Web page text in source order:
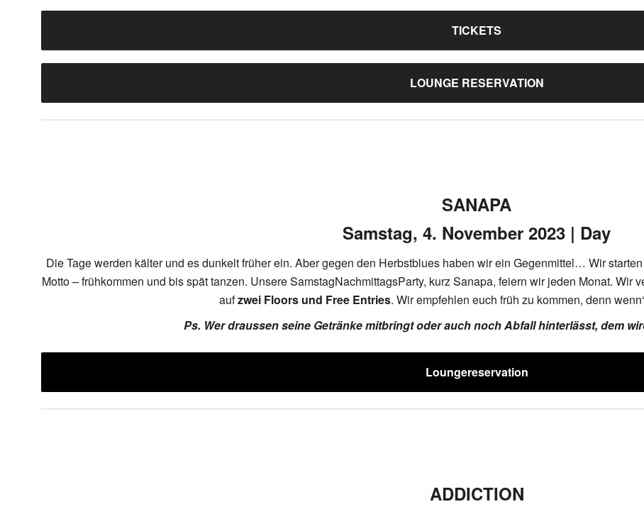
TICKETS
LOUNGE RESERVATION
SANAPA
Samstag, 4. November 2023 | Day
Die Tage werden kälter und es dunkelt früher ein. Aber gegen den Herbstblues haben wir ein Gegenmittel… Wir
Motto – frühkommen und bis spät tanzen. Unsere SamstagNachmittagsParty, kurz Sanapa, feiern wir jeden Monat.
aufzwei Floors und Free Entries. Wir empfehlen euch früh zu kommen, denn
Ps. Wer draussen seine Getränke mitbringt oder auch noch Abfall hinterlässt, dem
Loungereservation
ADDICTION